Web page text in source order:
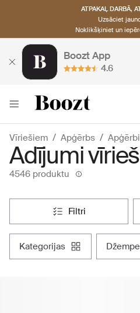
ATPAKAĻ DARBĀ,
Uzsāciet
Noklikšķiniet un
Boozt App
4.6
Vīriešiem Apģērbs Apģērbi
Adījumi
4546 produktu
filtri
kategorijas